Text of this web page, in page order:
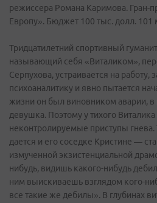
режиссера Романа Каримова. Гран-
Европу». Бюджет 100 тыс. долл. 101
Тридцатилетний спортивный
называющий себя «Виталиком»,
Серпухова, устраивается на работу,
психоаналитику и явно пытается
жизни он был виновником аварии, в
девушка. Поэтому у тихого Виталика
неконтролируемые приступы
дается и его соседке Кристине —
измученной экзистенциальной
нибудь, видишь какого-нибудь
ним выискиваешь взглядом кого-
все такие же дебилы». В глубинах